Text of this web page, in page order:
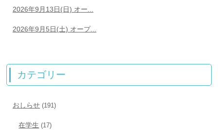
2026年9月13日(日) オー...
2026年9月5日(土) オープ...
カテゴリー
おしらせ (191)
在学生 (17)